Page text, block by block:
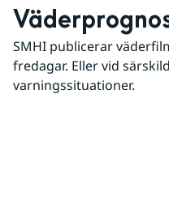
SMHI publicerar
fredagar. Eller vid
varningssituationer.